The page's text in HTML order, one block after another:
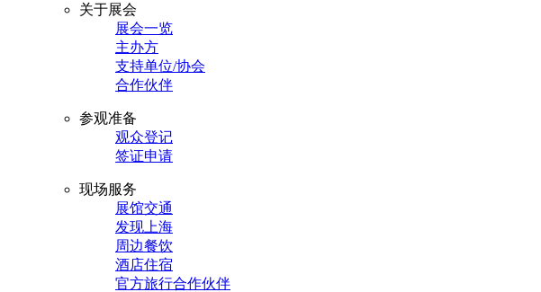
关于展会
展会一览
主办方
支持单位/协会
合作伙伴
参观准备
观众登记
签证申请
现场服务
展馆交通
发现上海
周边餐饮
酒店住宿
官方旅行合作伙伴